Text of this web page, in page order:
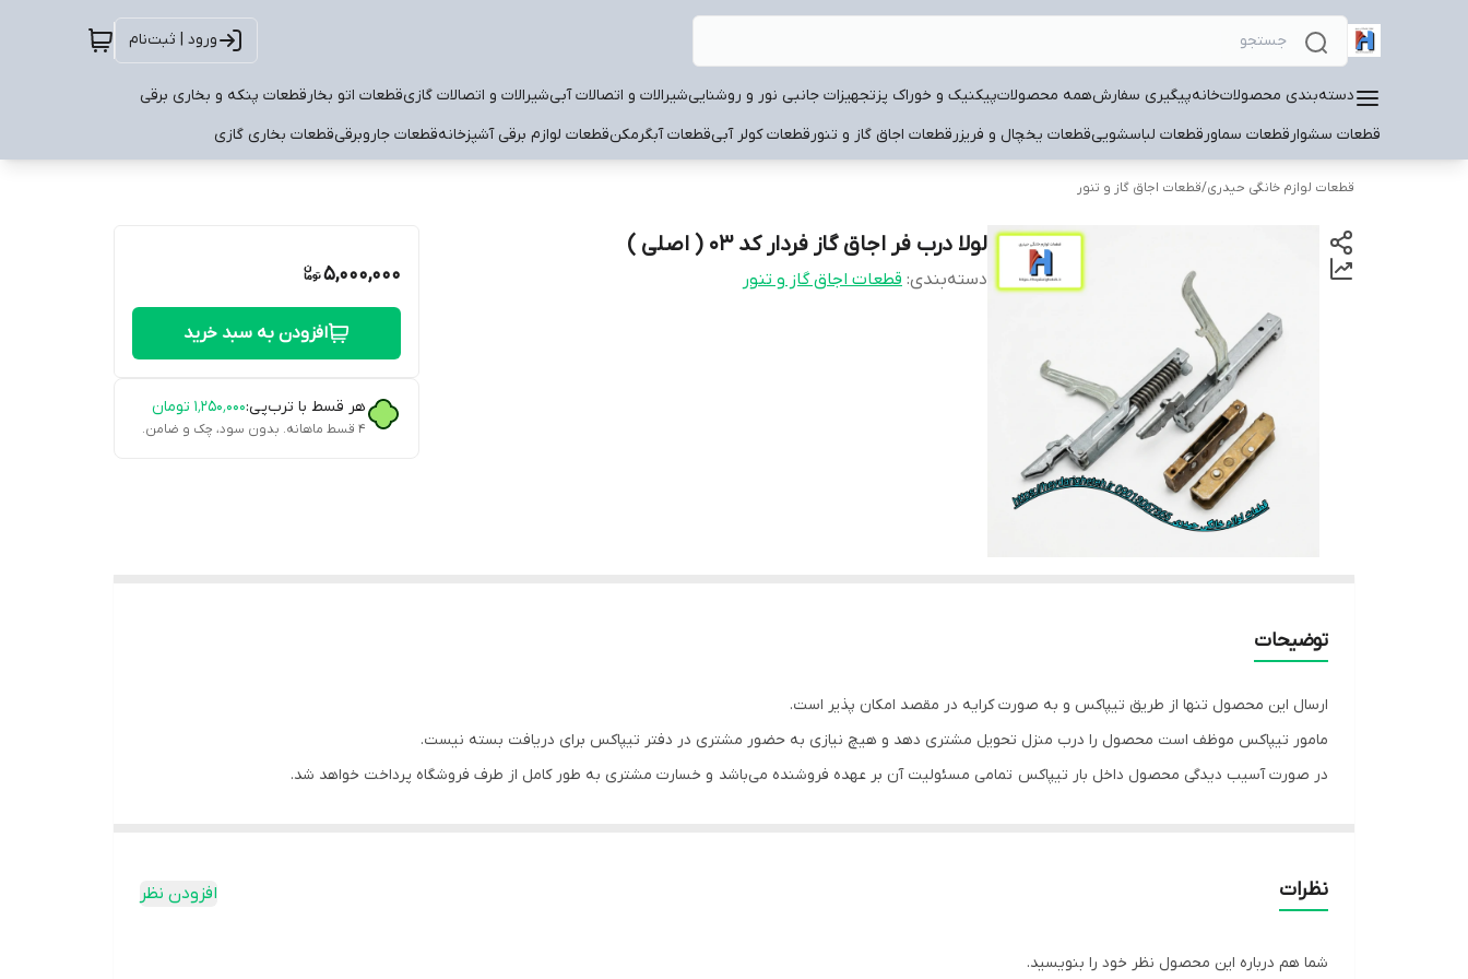
ورود | ثبت‌نام
دسته‌بندی محصولاتخانهپیگیری سفارشهمه محصولاتپیکنیک و خوراک پزتجهیزات جانبی نور و روشناییشیرالات و اتصالات آبیشیرالات و اتصالات گازیقطعات اتو بخارقطعات پنکه و بخاری برقی
قطعات سشوارقطعات سماورقطعات لباسشوییقطعات یخچال و فریزرقطعات اجاق گاز و تنورقطعات کولر آبیقطعات آبگرمکنقطعات لوازم برقی آشپزخانهقطعات جاروبرقیقطعات بخاری گازی
قطعات لوازم خانگی حیدری/قطعات اجاق گاز و تنور
لولا درب فر اجاق گاز فردار کد 03 ( اصلی )
دسته‌بندی: قطعات اجاق گاز و تنور 5,000,000
افزودن به سبد خرید
هر قسط با ترب‌پی:۱٬۲۵۰٬۰۰۰ تومان
۴ قسط ماهانه. بدون سود، چک و ضامن.
توضیحات
ارسال این محصول تنها از طریق تیپاکس و به صورت کرایه در مقصد امکان پذیر است.
مامور تیپاکس موظف است محصول را درب منزل تحویل مشتری دهد و هیچ نیازی به حضور مشتری در دفتر تیپاکس برای دریافت بسته نیست.
در صورت آسیب دیدگی محصول داخل بار تیپاکس تمامی مسئولیت آن بر عهده فروشنده می‌باشد و خسارت مشتری به طور کامل از طرف فروشگاه پرداخت خواهد شد.
نظرات افزودن نظر
شما هم درباره این محصول نظر خود را بنویسید.